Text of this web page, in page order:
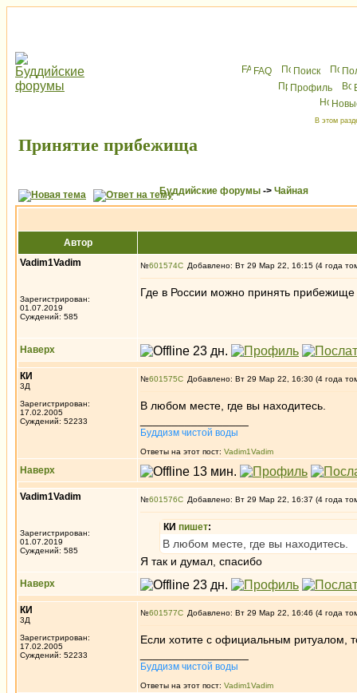
FAQ Поиск
Профиль
В этом
Принятие прибежища
Буддийские форумы -> Чайная
Автор
Vadim1Vadim
Зарегистрирован:
01.07.2019
Суждений: 585
№601574 Добавлено: Вт 29 Мар 22, 16:15 (4 года
Где в России можно принять прибежище
Наверх
КИ
3Д
Зарегистрирован:
17.02.2005
Суждений: 52233
№601575 Добавлено: Вт 29 Мар 22, 16:30 (4 года
В любом месте, где вы находитесь.
Буддизм чистой воды
Ответы на этот пост: Vadim1Vadim
Наверх
Vadim1Vadim
Зарегистрирован:
01.07.2019
Суждений: 585
№601576 Добавлено: Вт 29 Мар 22, 16:37 (4 года
КИ пишет:
В любом месте, где вы находитесь.
Я так и думал, спасибо
Наверх
КИ
3Д
Зарегистрирован:
17.02.2005
Суждений: 52233
№601577 Добавлено: Вт 29 Мар 22, 16:46 (4 года
Если хотите с официальным ритуалом,
Буддизм чистой воды
Ответы на этот пост: Vadim1Vadim